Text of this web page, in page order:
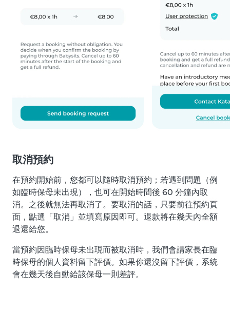
取消預約
在預約開始前，您都可以隨時取消預約；若遇到問題（例
如臨時保母未出現），也可在開始時間後 60 分鐘內取
消。之後就無法再取消了。要取消的話，只要前往預約頁
面，點選「取消」並填寫原因即可。退款將在幾天內全額
退還給您。
當預約因臨時保母未出現而被取消時，我們會請家長在臨
時保母的個人資料留下評價。如果你還沒留下評價，系統
會在幾天後自動給該保母一則差評。